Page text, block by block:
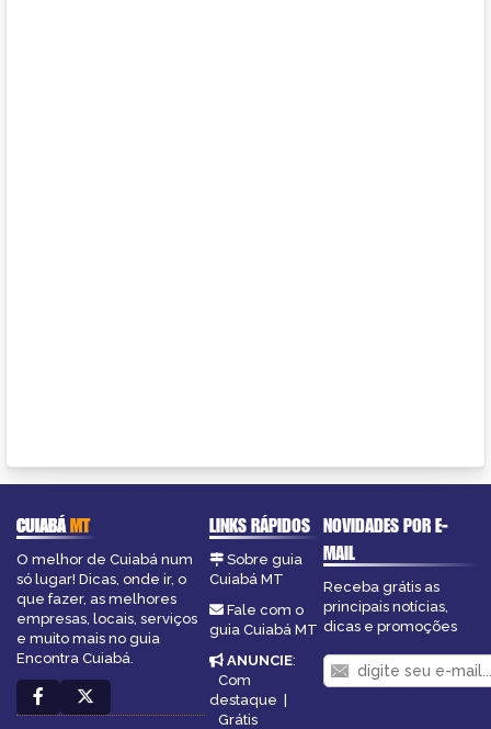
CUIABÁMT
O melhor de Cuiabá num
só lugar! Dicas, onde ir, o
que fazer, as melhores
empresas, locais, serviços
e muito mais no guia
Encontra Cuiabá.
LINKS RÁPIDOS
Sobre guia
Cuiabá MT
Fale com o
guia Cuiabá MT
ANUNCIE:
Com
destaque |
Grátis
NOVIDADES POR E-
MAIL
Receba grátis as
principais notícias,
dicas e promoções